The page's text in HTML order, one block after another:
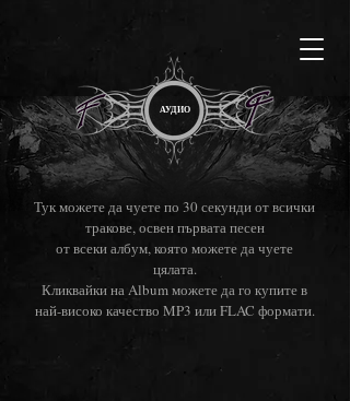
АУДИО
Тук можете да чуете по 30 секунди от всички
тракове, освен първата песен
от всеки албум, която можете да чуете
цялата.
Кликвайки на Album можете да го купите в
най-високо качество MP3 или FLAC формати.